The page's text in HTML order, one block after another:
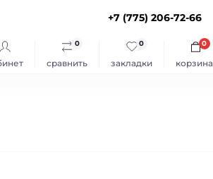
+7 (775) 206-72-66
сравнить
0
закладки
0
корзина
0